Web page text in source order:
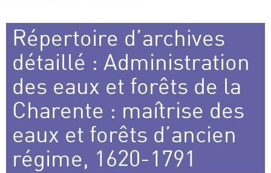
Répertoire d’archives
détaillé : Administration
des eaux et forêts de la
Charente : maîtrise des
eaux et forêts d’ancien
régime, 1620-1791